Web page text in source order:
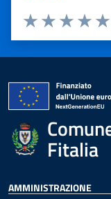
Valuta
Valuta 3
Valuta 2 stelle
Valuta 1 stelle su
Fitalia
AMMINISTRAZIONE